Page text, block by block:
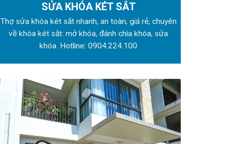
SỬA KHÓA KÉT SẮT
Thợ sửa khóakét sắt nhanh, an toàn, giá rẻ, chuyên
về khóa két sắt: mở khóa, đánh chìa khóa, sửa
khóa. Hotline:0904.224.100